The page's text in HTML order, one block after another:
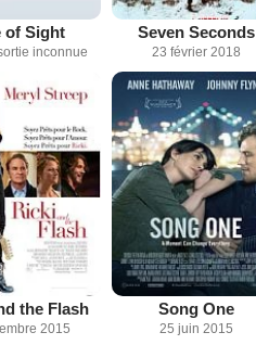
of Sight
inconnue
Seven Seconds
23 février 2018
the Flash
2015
Song One
25 juin 2015